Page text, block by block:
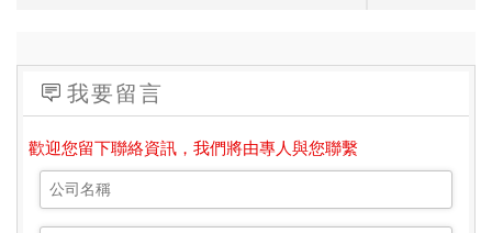
我要留言
歡迎您留下聯絡資訊，我們將由專人與您聯繫